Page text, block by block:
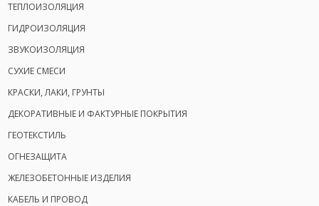
ТЕПЛОИЗОЛЯЦИЯ
ГИДРОИЗОЛЯЦИЯ
ЗВУКОИЗОЛЯЦИЯ
СУХИЕ СМЕСИ
КРАСКИ, ЛАКИ, ГРУНТЫ
ДЕКОРАТИВНЫЕ И ФАКТУРНЫЕ ПОКРЫТИЯ
ГЕОТЕКСТИЛЬ
ОГНЕЗАЩИТА
ЖЕЛЕЗОБЕТОННЫЕ ИЗДЕЛИЯ
КАБЕЛЬ И ПРОВОД